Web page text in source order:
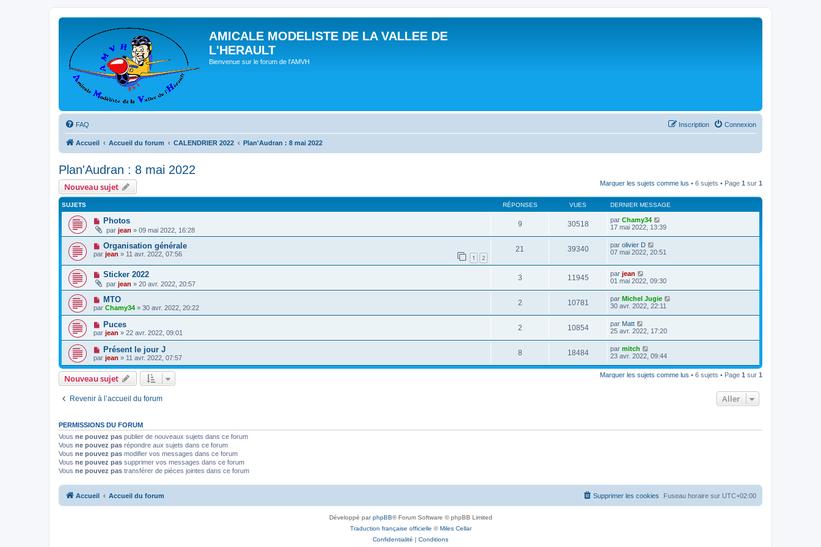
AMICALE MODELISTE DE LA VALLEE DE
L'HERAULT
Bienvenue sur le forum de l'AMVH
FAQ Connexion
Inscription
Accueil Accueil du forum CALENDRIER 2022 Plan'Audran : 8 mai 2022
Plan'Audran : 8 mai 2022
Nouveau sujet Marquer les sujets comme lus • 6 sujets • Page 1 sur 1
SUJETS RÉPONSES VUES DERNIER MESSAGE
Photos
par jean » 09 mai 2022, 16:28
9 30518 par Chamy34
17 mai 2022, 13:39
Organisation générale
par jean » 11 avr. 2022, 07:56 1 2
21 39340 par olivier D
07 mai 2022, 20:51
Sticker 2022
par jean » 20 avr. 2022, 20:57
3 11945 par jean
01 mai 2022, 09:30
MTO
par Chamy34 » 30 avr. 2022, 20:22
2 10781 par Michel Jugie
30 avr. 2022, 22:11
Puces
par jean » 22 avr. 2022, 09:01
2 10854 par Matt
25 avr. 2022, 17:20
Présent le jour J
par jean » 11 avr. 2022, 07:57
8 18484 par mitch
23 avr. 2022, 09:44
Nouveau sujet Marquer les sujets comme lus • 6 sujets • Page 1 sur 1
Revenir à l’accueil du forum Aller
PERMISSIONS DU FORUM
Vous ne pouvez pas publier de nouveaux sujets dans ce forum
Vous ne pouvez pas répondre aux sujets dans ce forum
Vous ne pouvez pas modifier vos messages dans ce forum
Vous ne pouvez pas supprimer vos messages dans ce forum
Vous ne pouvez pas transférer de pièces jointes dans ce forum
Accueil Accueil du forum Fuseau horaire sur UTC+02:00
Supprimer les cookies
Développé parphpBB® Forum Software © phpBB Limited
Traduction française officielle ©Miles Cellar
Confidentialité | Conditions